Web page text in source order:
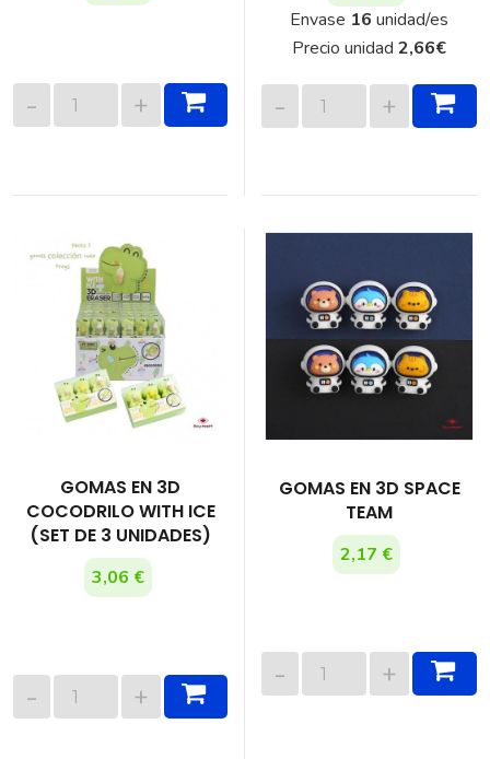
Envase 16 unidad/es
Precio unidad 2,66€
GOMAS EN 3D
COCODRILO WITH ICE
(SET DE 3 UNIDADES)
3,06 €
GOMAS EN 3D SPACE
TEAM
2,17 €